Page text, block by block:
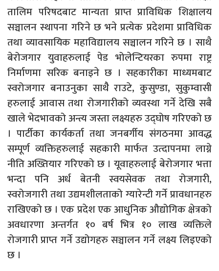
तालिम परिषदबाट मान्यता प्राप्त प्राविधिक शिक्षालय
सञ्चालन स्थापना गरिने छ भने प्रत्येक प्रदेशमा प्राविधिक
तथा व्यावसायिक महाविद्यालय सञ्चालन गरिने छ । साथै
बेरोजगार युवाहरुलाई पेड भोलेन्टियरका रुपमा राष्ट्र
निर्माणमा सरिक बनाइने छ । सहकारीका माध्यमबाट
स्वरोजगार बनाउनुका साथैै राउटे, कुसुण्डा, सुकुम्वासी
हरुलाई आवास तथा रोजगारीको व्यवस्था गर्ने देखि सबै
खाले भेदभावको अन्त्य जस्ता लक्ष्यहरु उद्घोष गरिएको छ
। पार्टीका कार्यकर्ता तथा जनबर्गीय संगठनमा आवद्ध
सम्पूर्ण व्यक्तिहरुलाई सहकारी मार्फत उत्दापनमा लाग्ने
नीति अख्तियार गरिएको छ । यूवाहरुलाई बेरोजगार भत्ता
भन्दा पनि अर्ध बेतनी स्वयसेवक तथा रोजगारी,
स्वरोजगारी तथा उद्यमशीलताको ग्यारेन्टी गर्ने प्रावधानहरु
राखिएको छ । एक प्रदेश एक आधुनिक औद्योगिक क्षेत्रको
अवधारणा अन्तर्गत १० बर्ष भित्र १० लाख व्यक्तिले
रोजगारी प्राप्त गर्ने उद्योगहरु सञ्चालन गर्ने लक्ष्य लिइएको
छ ।